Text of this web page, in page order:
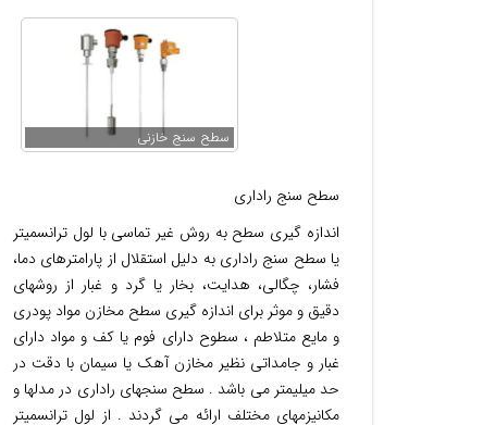
سطح سنج خازنی
سطح سنج راداری
اندازه گیری سطح به روش غیر تماسی با لول ترانسمیتر
یا سطح سنج راداری به دلیل استقلال از پارامترهای دما،
فشار، چگالی، هدایت، بخار یا گرد و غبار از روشهای
دقیق و موثر برای اندازه گیری سطح مخازن مواد پودری
و مایع متلاطم ، سطوح دارای فوم یا کف و مواد دارای
غبار و جامداتی نظیر مخازن آهک یا سیمان با دقت در
حد میلیمتر می باشد . سطح سنجهای راداری در مدلها و
مکانیزمهای مختلف ارائه می گردند . از لول ترانسمیتر